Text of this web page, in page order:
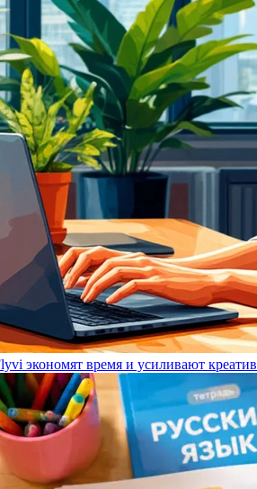
экономят время и усиливают креатив